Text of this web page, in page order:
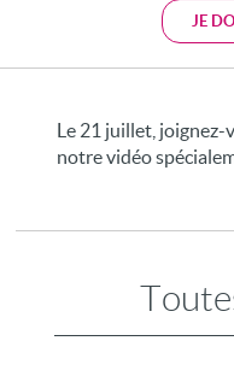
JE
Le 21 juillet, joignez-
notre vidéo